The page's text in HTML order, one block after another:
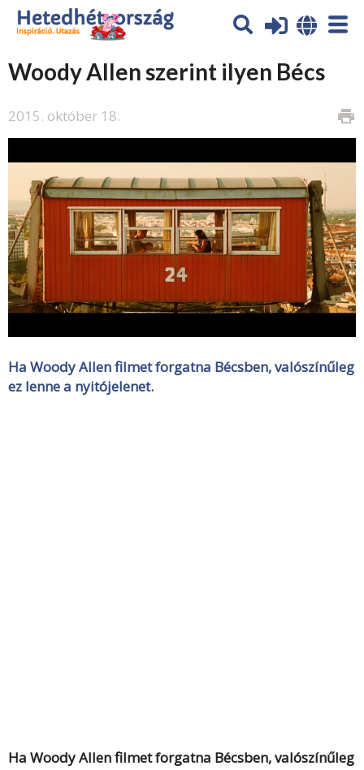
Woody Allen szerint ilyen Bécs
2015. október 18. print
Ha Woody Allen filmet forgatna Bécsben, valószínűleg
ez lenne a nyitójelenet.
Ha Woody Allen filmet forgatna Bécsben, valószínűleg